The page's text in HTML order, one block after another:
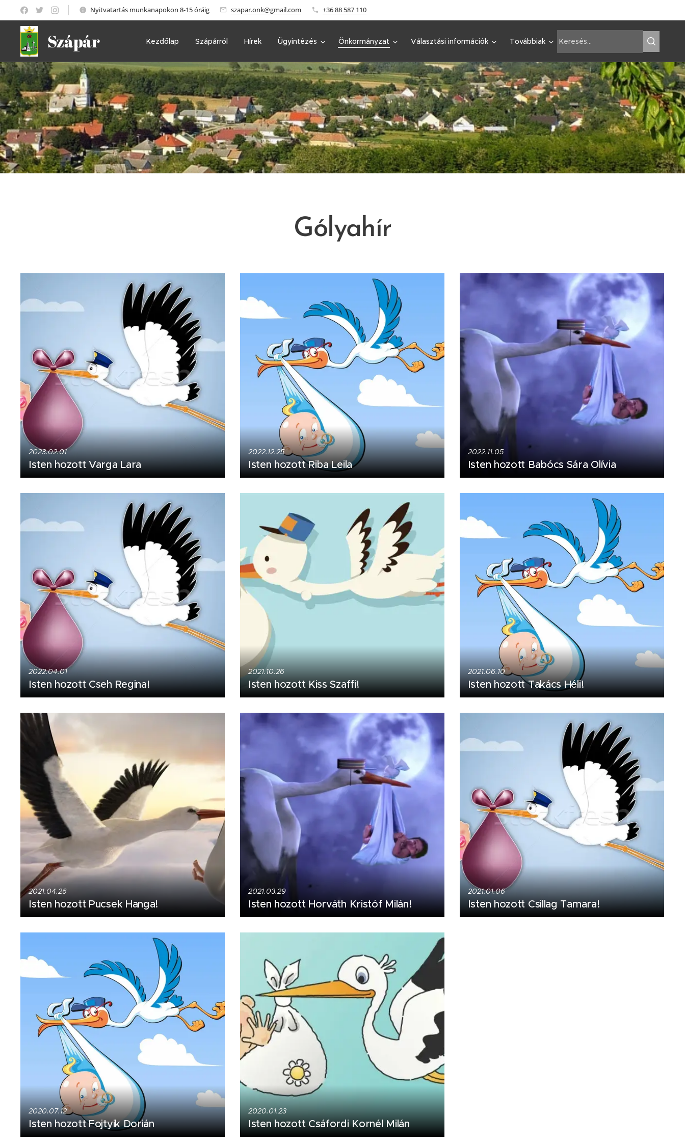
Nyitvatartás munkanapokon 8-15 óráig szapar.onk@gmail.com +36 88 587 110
Szápár Kezdőlap Szápárról Hírek Ügyintézés Önkormányzat Választási információk Továbbiak
Gólyahír
2023.02.01
Isten hozott Varga Lara
2022.12.25
Isten hozott Riba Leila
2022.11.05
Isten hozott Babócs Sára Olívia
2022.04.01
Isten hozott Cseh Regina!
2021.10.26
Isten hozott Kiss Szaffi!
2021.06.10
Isten hozott Takács Héli!
2021.04.26
Isten hozott Pucsek Hanga!
2021.03.29
Isten hozott Horváth Kristóf Milán!
2021.01.06
Isten hozott Csillag Tamara!
2020.07.12
Isten hozott Fojtyik Dorián
2020.01.23
Isten hozott Csáfordi Kornél Milán